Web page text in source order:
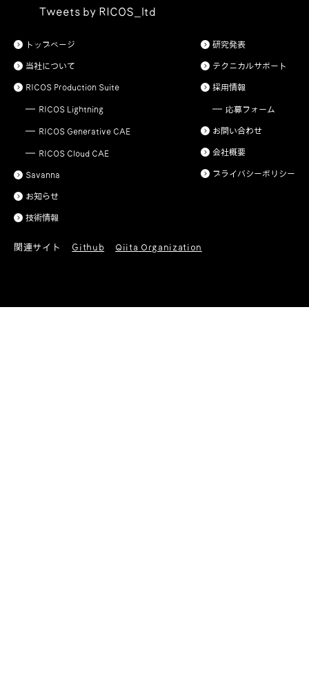
Tweets by RICOS_ltd
トップページ
当社について
RICOS Production Suite
RICOS Lightning
RICOS Generative CAE
RICOS Cloud CAE
Savanna
お知らせ
技術情報
研究発表
テクニカルサポート
採用情報
応募フォーム
お問い合わせ
会社概要
プライバシーポリシー
関連サイト Github Qiita Organization